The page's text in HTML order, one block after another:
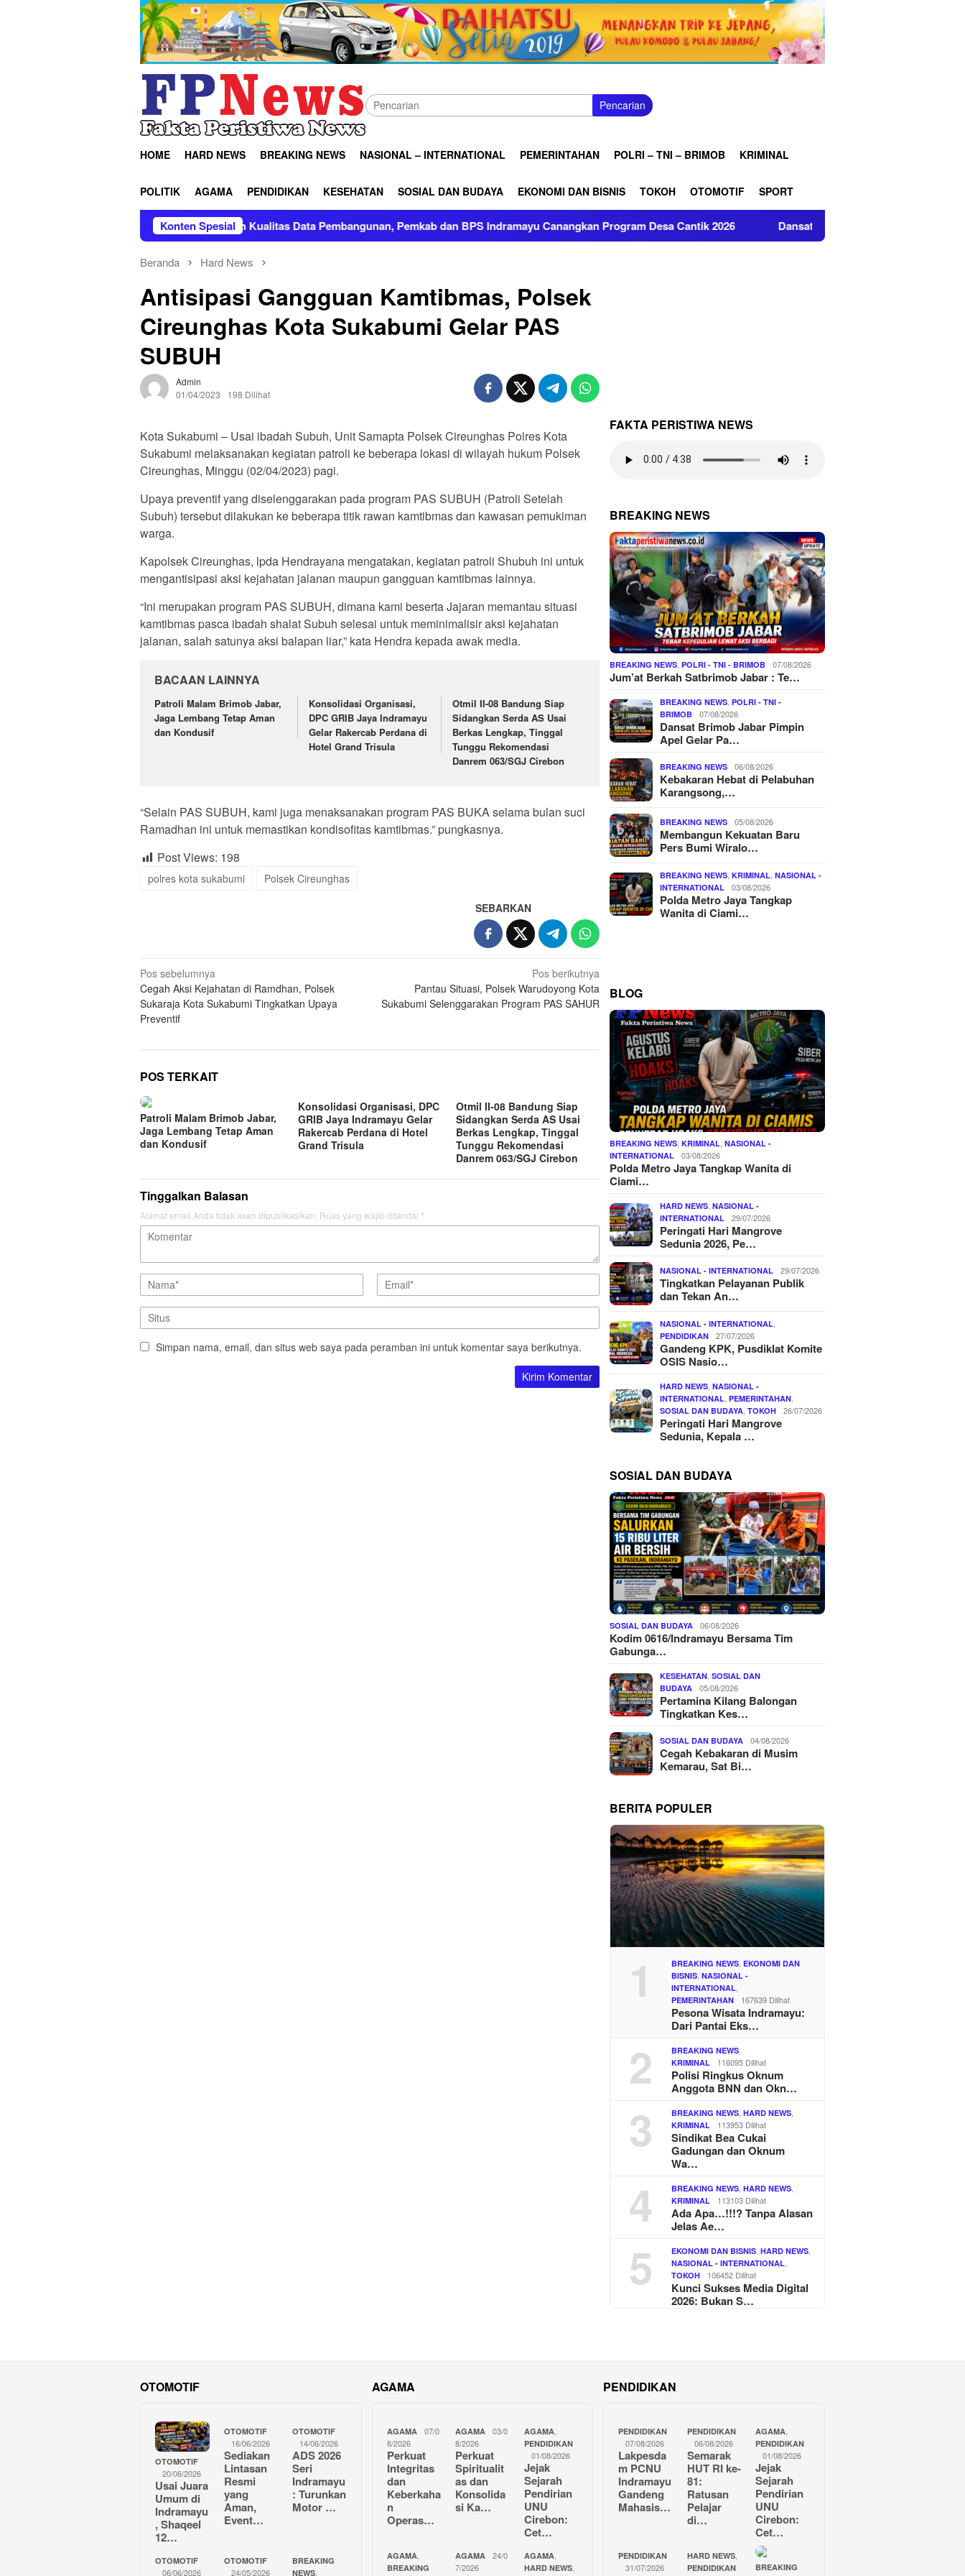
Pencarian
HOME HARD NEWS BREAKING NEWS NASIONAL – INTERNATIONAL PEMERINTAHAN POLRI – TNI – BRIMOB KRIMINAL
POLITIK AGAMA PENDIDIKAN KESEHATAN SOSIAL DAN BUDAYA EKONOMI DAN BISNIS TOKOH OTOMOTIF SPORT
Konten Spesial
Tingkatkan Kualitas Data Pembangunan, Pemkab dan BPS Indramayu Canangkan Program Desa Cantik 2026 Dansat Brimob Polda Jabar Amankan Nobar Final
Beranda Hard News
Antisipasi Gangguan Kamtibmas, Polsek
Cireunghas Kota Sukabumi Gelar PAS
SUBUH
Admin
01/04/2023
198 Dilihat
Kota Sukabumi – Usai ibadah Subuh, Unit Samapta Polsek Cireunghas Polres Kota
Sukabumi melaksanakan kegiatan patroli ke beberapa lokasi di wilayah hukum Polsek
Cireunghas, Minggu (02/04/2023) pagi.
Upaya preventif yang diselenggarakan pada program PAS SUBUH (Patroli Setelah
Subuh) tersebut dilakukan ke beberapa titik rawan kamtibmas dan kawasan pemukiman
warga.
Kapolsek Cireunghas, lpda Hendrayana mengatakan, kegiatan patroli Shubuh ini untuk
mengantisipasi aksi kejahatan jalanan maupun gangguan kamtibmas lainnya.
“Ini merupakan program PAS SUBUH, dimana kami beserta Jajaran memantau situasi
kamtibmas pasca ibadah shalat Subuh selesai untuk meminimalisir aksi kejahatan
jalanan, salah satunya aksi balapan liar,” kata Hendra kepada awak media.
BACAAN LAINNYA
Patroli Malam Brimob Jabar,
Jaga Lembang Tetap Aman
dan Kondusif
Konsolidasi Organisasi,
DPC GRIB Jaya Indramayu
Gelar Rakercab Perdana di
Hotel Grand Trisula
Otmil II-08 Bandung Siap
Sidangkan Serda AS Usai
Berkas Lengkap, Tinggal
Tunggu Rekomendasi
Danrem 063/SGJ Cirebon
“Selain PAS SUBUH, kami juga menaksanakan program PAS BUKA selama bulan suci
Ramadhan ini untuk memastikan kondisofitas kamtibmas.” pungkasnya.
Post Views: 198
polres kota sukabumi Polsek Cireunghas
SEBARKAN
Navigasi
pos
Pos sebelumnya
Cegah Aksi Kejahatan di Ramdhan, Polsek
Sukaraja Kota Sukabumi Tingkatkan Upaya
Preventif
Pos berikutnya
Pantau Situasi, Polsek Warudoyong Kota
Sukabumi Selenggarakan Program PAS SAHUR
POS TERKAIT
Patroli Malam Brimob Jabar,
Jaga Lembang Tetap Aman
dan Kondusif
Konsolidasi Organisasi, DPC
GRIB Jaya Indramayu Gelar
Rakercab Perdana di Hotel
Grand Trisula
Otmil II-08 Bandung Siap
Sidangkan Serda AS Usai
Berkas Lengkap, Tinggal
Tunggu Rekomendasi
Danrem 063/SGJ Cirebon
Tinggalkan Balasan
Alamat email Anda tidak akan dipublikasikan. Ruas yang wajib ditandai *
Simpan nama, email, dan situs web saya pada peramban ini untuk komentar saya berikutnya.
FAKTA PERISTIWA NEWS
BREAKING NEWS
BREAKING NEWS,POLRI - TNI - BRIMOB 07/08/2026
Jum’at Berkah Satbrimob Jabar : Te…
BREAKING NEWS,POLRI - TNI -
BRIMOB
07/08/2026
Dansat Brimob Jabar Pimpin
Apel Gelar Pa…
BREAKING NEWS 06/08/2026
Kebakaran Hebat di Pelabuhan
Karangsong,…
BREAKING NEWS 05/08/2026
Membangun Kekuatan Baru
Pers Bumi Wiralo…
BREAKING NEWS,KRIMINAL,NASIONAL -
INTERNATIONAL
03/08/2026
Polda Metro Jaya Tangkap
Wanita di Ciami…
BLOG
BREAKING NEWS ,KRIMINAL ,NASIONAL -
INTERNATIONAL
03/08/2026
Polda Metro Jaya Tangkap Wanita di
Ciami…
HARD NEWS ,NASIONAL -
INTERNATIONAL
29/07/2026
Peringati Hari Mangrove
Sedunia 2026, Pe…
NASIONAL - INTERNATIONAL 29/07/2026
Tingkatkan Pelayanan Publik
dan Tekan An…
NASIONAL - INTERNATIONAL
PENDIDIKAN 27/07/2026
Gandeng KPK, Pusdiklat Komite
OSIS Nasio…
HARD NEWS ,NASIONAL -
INTERNATIONAL ,PEMERINTAHAN
SOSIAL DAN BUDAYA ,TOKOH 26/07/2026
Peringati Hari Mangrove
Sedunia, Kepala …
SOSIAL DAN BUDAYA
SOSIAL DAN BUDAYA 06/08/2026
Kodim 0616/Indramayu Bersama Tim
Gabunga…
KESEHATAN ,SOSIAL DAN
BUDAYA
05/08/2026
Pertamina Kilang Balongan
Tingkatkan Kes…
SOSIAL DAN BUDAYA 04/08/2026
Cegah Kebakaran di Musim
Kemarau, Sat Bi…
BERITA POPULER
1 BREAKING NEWS ,EKONOMI DAN
BISNIS ,NASIONAL -
INTERNATIONAL
PEMERINTAHAN 167639 Dilihat
Pesona Wisata Indramayu:
Dari Pantai Eks…
2 BREAKING NEWS
KRIMINAL 116095 Dilihat
Polisi Ringkus Oknum
Anggota BNN dan Okn…
3 BREAKING NEWS ,HARD NEWS
KRIMINAL 113953 Dilihat
Sindikat Bea Cukai
Gadungan dan Oknum
Wa…
4 BREAKING NEWS ,HARD NEWS
KRIMINAL 113103 Dilihat
Ada Apa…!!!? Tanpa Alasan
Jelas Ae…
5 EKONOMI DAN BISNIS ,HARD NEWS
NASIONAL - INTERNATIONAL
TOKOH 106452 Dilihat
Kunci Sukses Media Digital
2026: Bukan S…
OTOMOTIF
OTOMOTIF
20/06/2026
Usai Juara
Umum di
Indramayu
, Shaqeel
12…
OTOMOTIF
16/06/2026
Sediakan
Lintasan
Resmi
yang
Aman,
Event…
OTOMOTIF
14/06/2026
ADS 2026
Seri
Indramayu
: Turunkan
Motor …
OTOMOTIF
06/06/2026
OTOMOTIF
24/05/2026
BREAKING
NEWS
AGAMA
AGAMA
07/0
8/2026
Perkuat
Integritas
dan
Keberkaha
n
Operas…
AGAMA
03/0
8/2026
Perkuat
Spiritualit
as dan
Konsolida
si Ka…
AGAMA,
PENDIDIKAN
01/08/2026
Jejak
Sejarah
Pendirian
UNU
Cirebon:
Cet…
AGAMA,
BREAKING
AGAMA
24/0
7/2026
AGAMA,
HARD NEWS,
PENDIDIKAN
PENDIDIKAN
07/08/2026
Lakpesda
m PCNU
Indramayu
Gandeng
Mahasis…
PENDIDIKAN
06/08/2026
Semarak
HUT RI ke-
81:
Ratusan
Pelajar
di…
AGAMA
PENDIDIKAN
01/08/2026
Jejak
Sejarah
Pendirian
UNU
Cirebon:
Cet…
PENDIDIKAN
31/07/2026
HARD NEWS,
PENDIDIKAN
BREAKING